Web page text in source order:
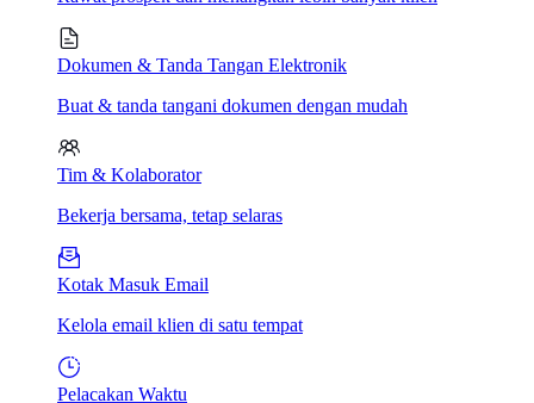
Dokumen & Tanda Tangan Elektronik
Buat & tanda tangani dokumen dengan mudah
Tim & Kolaborator
Bekerja bersama, tetap selaras
Kotak Masuk Email
Kelola email klien di satu tempat
Pelacakan Waktu